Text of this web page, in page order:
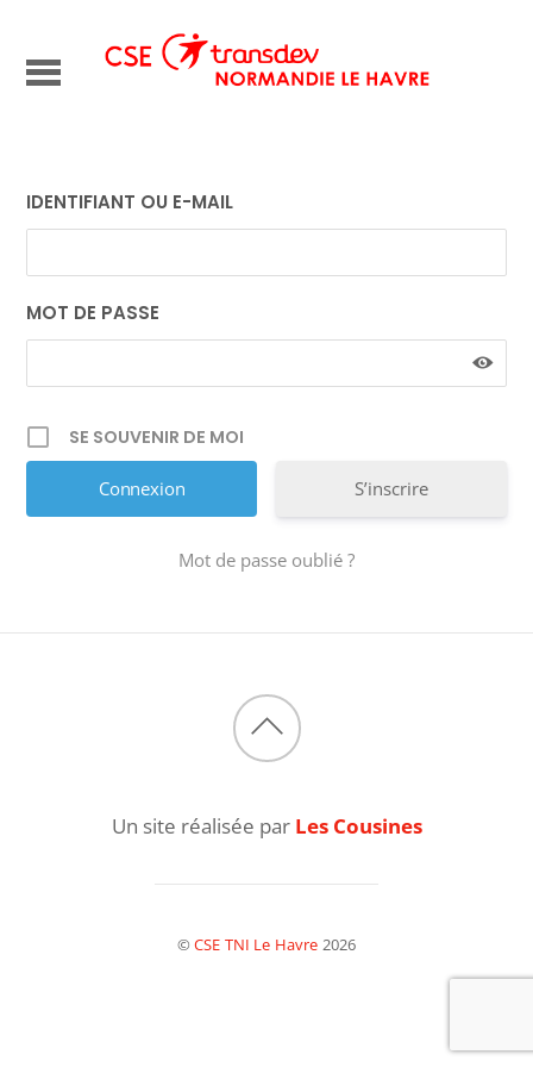
IDENTIFIANT OU E-MAIL
MOT DE PASSE
SE SOUVENIR DE MOI
S’inscrire
Mot de passe oublié ?
Back
top
Un site réalisée par Les Cousines
©CSE TNI Le Havre 2026